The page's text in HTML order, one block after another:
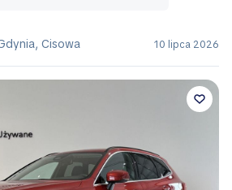
Cisowa
10 lipca 2026